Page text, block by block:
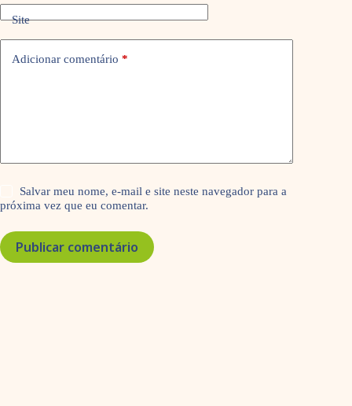
Site
Adicionar comentário *
Salvar meu nome, e-mail e site neste navegador para a
próxima vez que eu comentar.
Publicar comentário